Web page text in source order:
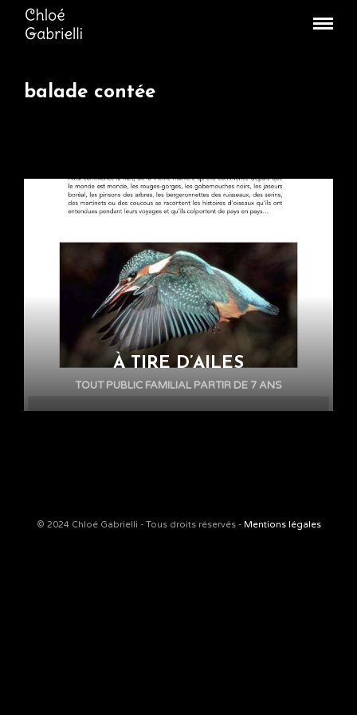
balade contée
À TIRE D’AILES
TOUT PUBLIC FAMILIAL PARTIR DE 7 ANS
© 2024 Chloé Gabrielli - Tous droits réservés - Mentions légales